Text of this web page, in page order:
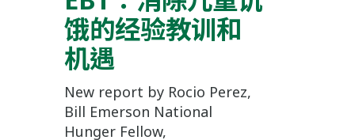
饿的经验教训和
机遇
New report by Rocio Perez,
Bill Emerson National
Hunger Fellow,